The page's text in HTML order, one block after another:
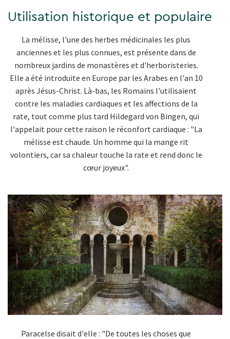
Utilisation historique et populaire
La mélisse, l'une des herbes médicinales les plus
anciennes et les plus connues, est présente dans de
nombreux jardins de monastères et d'herboristeries.
Elle a été introduite en Europe par les Arabes en l'an 10
après Jésus-Christ. Là-bas, les Romains l'utilisaient
contre les maladies cardiaques et les affections de la
rate, tout comme plus tard Hildegard von Bingen, qui
l'appelait pour cette raison le réconfort cardiaque : "La
mélisse est chaude. Un homme qui la mange rit
volontiers, car sa chaleur touche la rate et rend donc le
cœur joyeux".
Paracelse disait d'elle : "De toutes les choses que